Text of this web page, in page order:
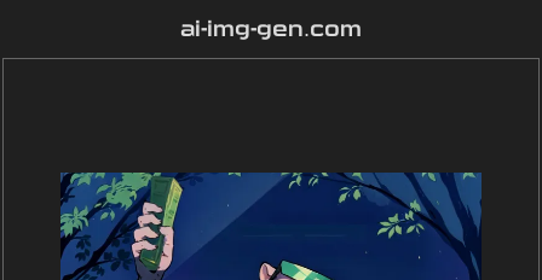
ai-img-gen.com